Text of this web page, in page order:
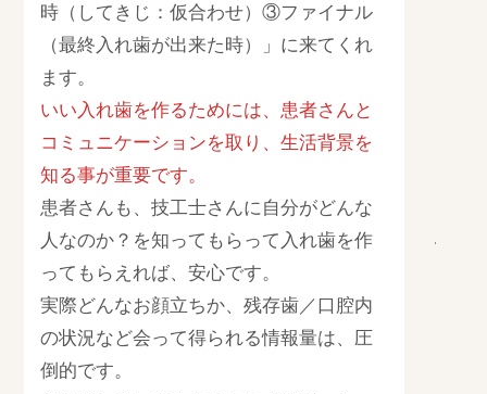
時（してきじ：仮合わせ）③ファイナル
（最終入れ歯が出来た時）」に来てくれ
ます。
いい入れ歯を作るためには、患者さんと
コミュニケーションを取り、生活背景を
知る事が重要です。
患者さんも、技工士さんに自分がどんな
人なのか？を知ってもらって入れ歯を作
ってもらえれば、安心です。
実際どんなお顔立ちか、残存歯／口腔内
の状況など会って得られる情報量は、圧
倒的です。